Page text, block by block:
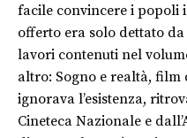
facile convincere i popoli
offerto era solo dettato
lavori contenuti nel
altro: Sogno e realtà, film
ignorava l’esistenza,
Cineteca Nazionale e